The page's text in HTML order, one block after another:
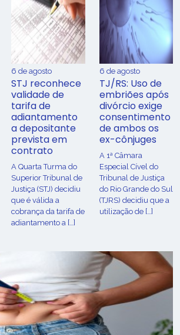
6 de agosto
STJ reconhece
validade de
tarifa de
adiantamento
a depositante
prevista em
contrato
A Quarta Turma do
Superior Tribunal de
Justiça (STJ) decidiu
que é válida a
cobrança da tarifa de
adiantamento a […]
6 de agosto
TJ/RS: Uso de
embriões após
divórcio exige
consentimento
de ambos os
ex-cônjuges
A 1ª Câmara
Especial Cível do
Tribunal de Justiça
do Rio Grande do Sul
(TJRS) decidiu que a
utilização de […]